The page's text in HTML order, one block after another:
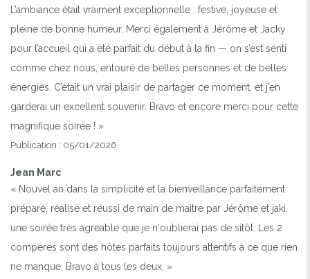
L’ambiance était vraiment exceptionnelle : festive, joyeuse et
pleine de bonne humeur. Merci également à Jérôme et Jacky
pour l’accueil qui a été parfait du début à la fin — on s’est senti
comme chez nous, entouré de belles personnes et de belles
énergies. C’était un vrai plaisir de partager ce moment, et j’en
garderai un excellent souvenir. Bravo et encore merci pour cette
magnifique soirée ! »
Publication : 05/01/2026
Jean Marc
« Nouvel an dans la simplicité et la bienveillance parfaitement
préparé, réalisé et réussi de main de maitre par Jérôme et jaki.
une soirée très agréable que je n'oublierai pas de sitôt. Les 2
compères sont des hôtes parfaits toujours attentifs à ce que rien
ne manque. Bravo à tous les deux. »